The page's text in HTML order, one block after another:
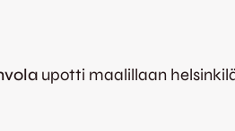
upotti maalillaan